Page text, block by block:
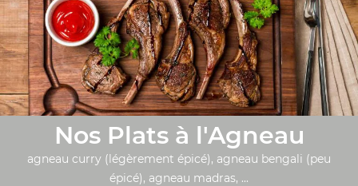
Nos Plats à l'Agneau
agneau curry (légèrement épicé), agneau bengali (peu
épicé), agneau madras, ...